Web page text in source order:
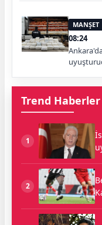
MANŞET
08:24
Trend Haberler
1
2